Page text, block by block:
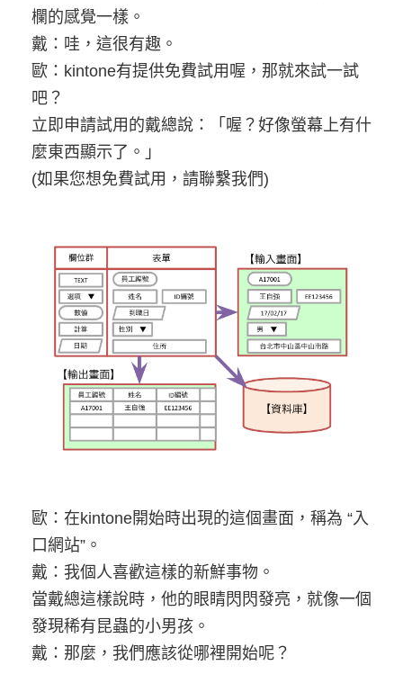
欄的感覺一樣。
戴：哇，這很有趣。
歐：kintone有提供免費試用喔，那就來試一試
吧？
立即申請試用的戴總說：「喔？好像螢幕上有什
麼東西顯示了。」
(如果您想免費試用，請聯繫我們)
歐：在kintone開始時出現的這個畫面，稱為 “入
口網站”。
戴：我個人喜歡這樣的新鮮事物。
當戴總這樣說時，他的眼睛閃閃發亮，就像一個
發現稀有昆蟲的小男孩。
戴：那麼，我們應該從哪裡開始呢？